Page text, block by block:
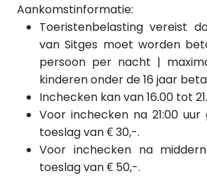
Aankomstinformatie:
Toeristenbelasting vereist
van Sitges moet worden
persoon per nacht |
kinderen onder de 16 jaar
Inchecken kan van 16.00 tot
Voor inchecken na 21:00
toeslag van € 30,-.
Voor inchecken na
toeslag van € 50,-.